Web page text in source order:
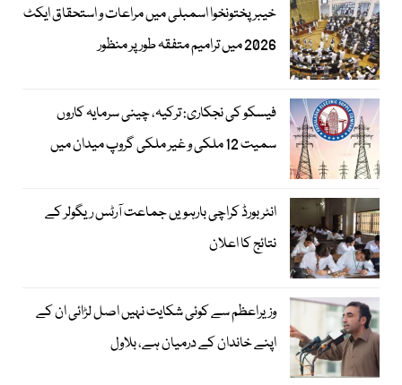
خیبرپختونخوا اسمبلی میں مراعات و استحقاق ایکٹ
2026 میں ترامیم متفقہ طور پر منظور
فیسکو کی نجکاری: ترکیہ، چینی سرمایہ کاروں
سمیت 12 ملکی و غیر ملکی گروپ میدان میں
انٹر بورڈ کراچی بارہویں جماعت آرٹس ریگولر کے
نتائج کا اعلان
وزیراعظم سے کوئی شکایت نہیں اصل لڑائی ان کے
اپنے خاندان کے درمیان ہے، بلاول